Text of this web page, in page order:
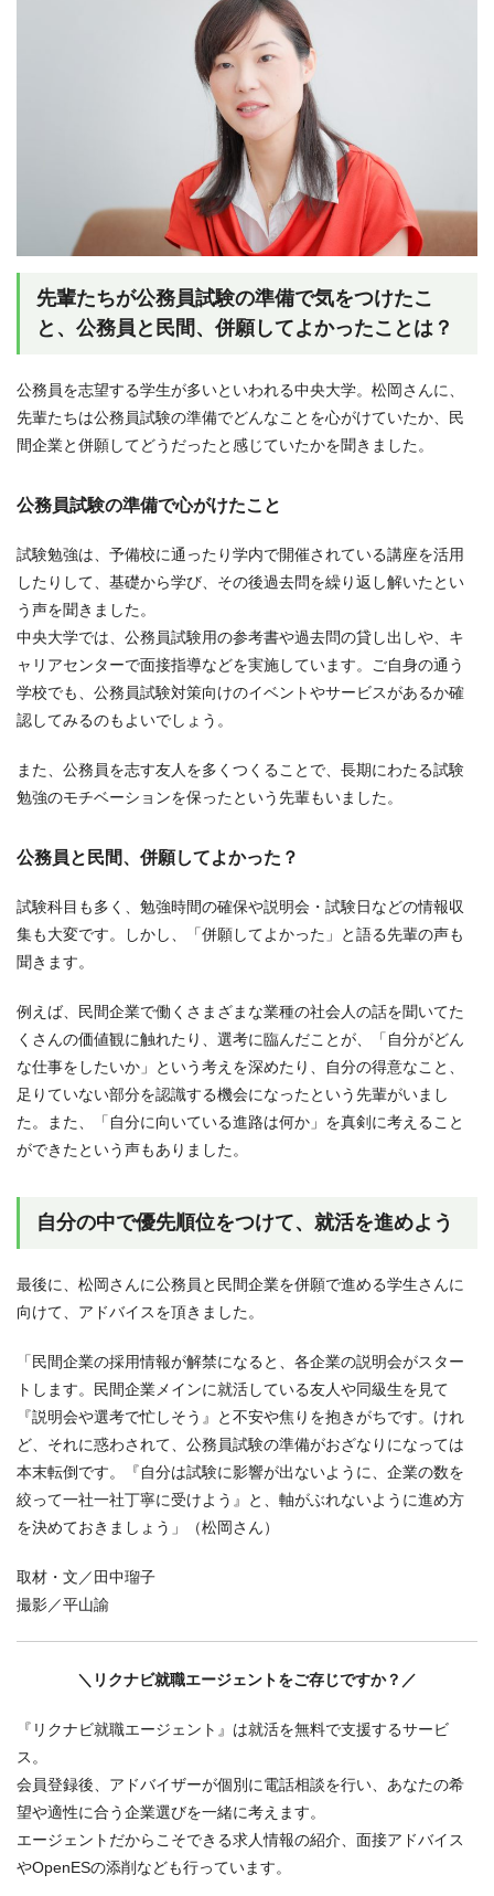
先輩たちが公務員試験の準備で気をつけたこ
と、公務員と民間、併願してよかったことは？
公務員を志望する学生が多いといわれる中央大学。松岡さんに、
先輩たちは公務員試験の準備でどんなことを心がけていたか、民
間企業と併願してどうだったと感じていたかを聞きました。
公務員試験の準備で心がけたこと
試験勉強は、予備校に通ったり学内で開催されている講座を活用
したりして、基礎から学び、その後過去問を繰り返し解いたとい
う声を聞きました。
中央大学では、公務員試験用の参考書や過去問の貸し出しや、キ
ャリアセンターで面接指導などを実施しています。ご自身の通う
学校でも、公務員試験対策向けのイベントやサービスがあるか確
認してみるのもよいでしょう。
また、公務員を志す友人を多くつくることで、長期にわたる試験
勉強のモチベーションを保ったという先輩もいました。
公務員と民間、併願してよかった？
試験科目も多く、勉強時間の確保や説明会・試験日などの情報収
集も大変です。しかし、「併願してよかった」と語る先輩の声も
聞きます。
例えば、民間企業で働くさまざまな業種の社会人の話を聞いてた
くさんの価値観に触れたり、選考に臨んだことが、「自分がどん
な仕事をしたいか」という考えを深めたり、自分の得意なこと、
足りていない部分を認識する機会になったという先輩がいまし
た。また、「自分に向いている進路は何か」を真剣に考えること
ができたという声もありました。
自分の中で優先順位をつけて、就活を進めよう
最後に、松岡さんに公務員と民間企業を併願で進める学生さんに
向けて、アドバイスを頂きました。
「民間企業の採用情報が解禁になると、各企業の説明会がスター
トします。民間企業メインに就活している友人や同級生を見て
『説明会や選考で忙しそう』と不安や焦りを抱きがちです。けれ
ど、それに惑わされて、公務員試験の準備がおざなりになっては
本末転倒です。『自分は試験に影響が出ないように、企業の数を
絞って一社一社丁寧に受けよう』と、軸がぶれないように進め方
を決めておきましょう」（松岡さん）
取材・文／田中瑠子
撮影／平山諭
＼リクナビ就職エージェントをご存じですか？／
『リクナビ就職エージェント』は就活を無料で支援するサービ
ス。
会員登録後、アドバイザーが個別に電話相談を行い、あなたの希
望や適性に合う企業選びを一緒に考えます。
エージェントだからこそできる求人情報の紹介、面接アドバイス
やOpenESの添削なども行っています。